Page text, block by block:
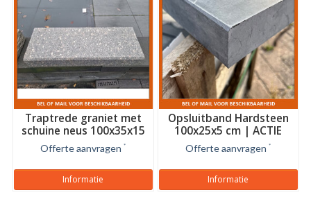
Traptrede graniet met
schuine neus 100x35x15
Offerte aanvragen *
Informatie
Opsluitband Hardsteen
100x25x5 cm | ACTIE
Offerte aanvragen *
Informatie